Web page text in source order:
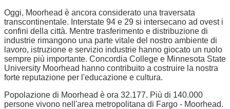
Oggi, Moorhead è ancora considerato una traversata
transcontinentale. Interstate 94 e 29 si intersecano ad ovest i
confini della città. Mentre trasferimento e distribuzione di
industrie rimangono una parte vitale del nostro ambiente di
lavoro, istruzione e servizio industrie hanno giocato un ruolo
sempre più importante. Concordia College e Minnesota State
University Moorhead hanno contribuito a costruire la nostra
forte reputazione per l'educazione e cultura.
Popolazione di Moorhead è ora 32.177. Più di 140.000
persone vivono nell'area metropolitana di Fargo - Moorhead.